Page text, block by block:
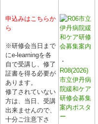
申込みはこちらか
ら
※研修会当日まで
にe-learningを各
自で受講し、修了
証書を得る必要が
あります。
修了されていない
方は、当日、受講
出来ませんので、
十分ご注意下さ
・
R08(2026)
市立伊丹病
院緩和ケア
研修会募集
案内ポスタ
ー